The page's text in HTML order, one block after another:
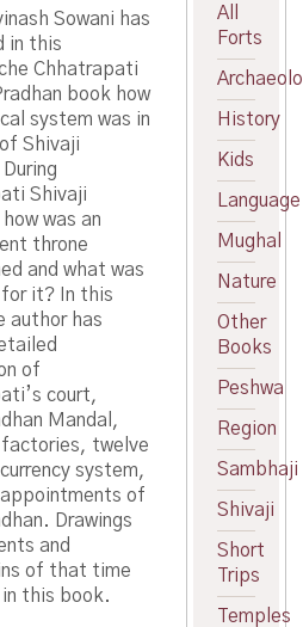
Sowani has
in this
Chhatrapati
book how
system was in
Shivaji
Shivaji
was an
throne
and what was
it? In this
author has
of
court,
Mandal,
twelve
system,
of
Drawings
and
of that time
in this book.
All
Forts
History
Kids
Language
Mughal
Nature
Other
Books
Peshwa
Region
Sambhaji
Shivaji
Short
Trips
Temples